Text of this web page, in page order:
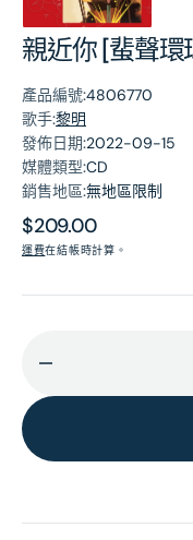
親近你 [蜚聲
產品編號:4806770
歌手:黎明
發佈日期:2022-09-15
媒體類型:CD
銷售地區:無地區限制
原
價
$209.00
運費在結帳時計算。
近
[蜚